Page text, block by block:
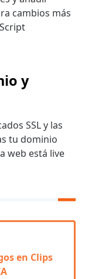
cambios más
y
SSL y las
tu dominio
web está live
en Clips